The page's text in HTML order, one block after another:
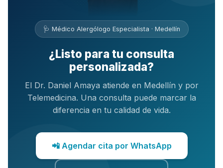
🩺 Médico Alergólogo Especialista · Medellín
¿Listo para tu consulta
personalizada?
El Dr. Daniel Amaya atiende en Medellín y por
Telemedicina. Una consulta puede marcar la
diferencia en tu calidad de vida.
📲 Agendar cita por WhatsApp